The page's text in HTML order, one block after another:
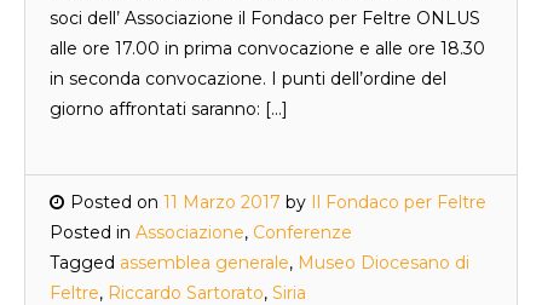
soci dell’ Associazione il Fondaco per Feltre ONLUS
alle ore 17.00 in prima convocazione e alle ore 18.30
in seconda convocazione. I punti dell’ordine del
giorno affrontati saranno: […]
Posted on 11 Marzo 2017 by Il Fondaco per Feltre
Posted in Associazione, Conferenze
Tagged assemblea generale, Museo Diocesano di
Feltre, Riccardo Sartorato, Siria